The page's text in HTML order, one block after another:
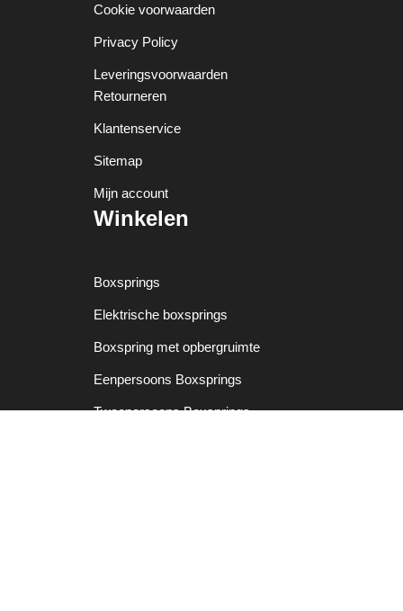
Cookie voorwaarden
Privacy Policy
Leveringsvoorwaarden
Retourneren
Klantenservice
Sitemap
Mijn account
Winkelen
Boxsprings
Elektrische boxsprings
Boxspring met opbergruimte
Eenpersoons Boxsprings
Tweepersoons Boxsprings